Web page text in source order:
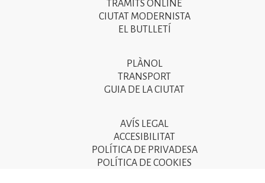
TRÀMITS ONLINE
CIUTAT MODERNISTA
EL BUTLLETÍ
PLÀNOL
TRANSPORT
GUIA DE LA CIUTAT
AVÍS LEGAL
ACCESIBILITAT
POLÍTICA DE PRIVADESA
POLÍTICA DE COOKIES